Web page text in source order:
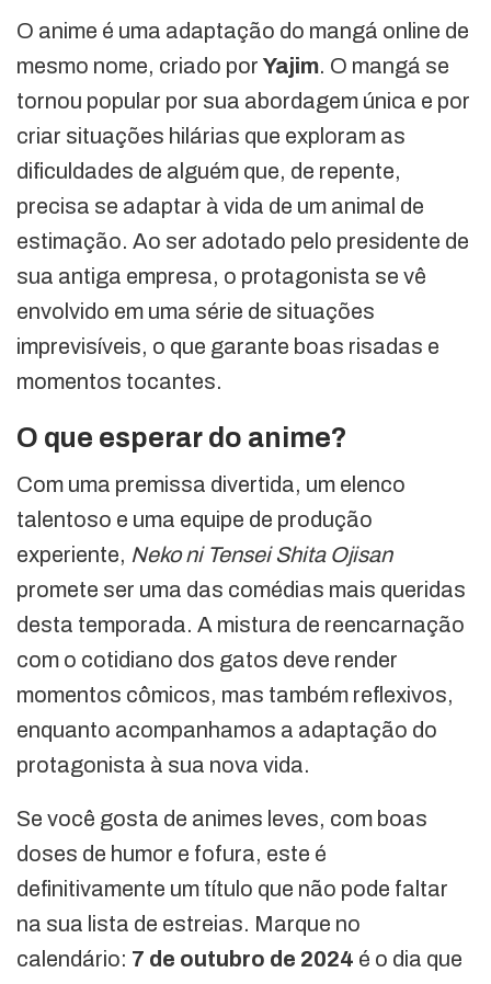
O anime é uma adaptação do mangá online de
mesmo nome, criado por Yajim. O mangá se
tornou popular por sua abordagem única e por
criar situações hilárias que exploram as
dificuldades de alguém que, de repente,
precisa se adaptar à vida de um animal de
estimação. Ao ser adotado pelo presidente de
sua antiga empresa, o protagonista se vê
envolvido em uma série de situações
imprevisíveis, o que garante boas risadas e
momentos tocantes.
O que esperar do anime?
Com uma premissa divertida, um elenco
talentoso e uma equipe de produção
experiente, Neko ni Tensei Shita Ojisan
promete ser uma das comédias mais queridas
desta temporada. A mistura de reencarnação
com o cotidiano dos gatos deve render
momentos cômicos, mas também reflexivos,
enquanto acompanhamos a adaptação do
protagonista à sua nova vida.
Se você gosta de animes leves, com boas
doses de humor e fofura, este é
definitivamente um título que não pode faltar
na sua lista de estreias. Marque no
calendário: 7 de outubro de 2024 é o dia que